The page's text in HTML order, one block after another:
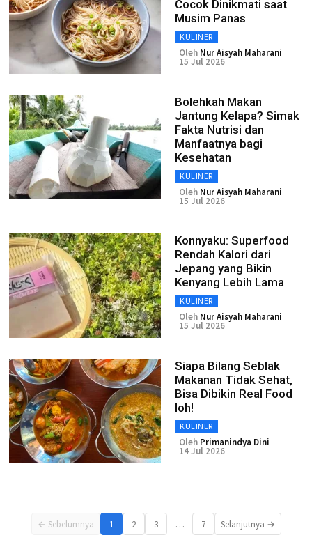
Cocok Dinikmati saat
Musim Panas
KULINER
Oleh Nur Aisyah Maharani
15 Jul 2026
Bolehkah Makan
Jantung Kelapa? Simak
Fakta Nutrisi dan
Manfaatnya bagi
Kesehatan
KULINER
Oleh Nur Aisyah Maharani
15 Jul 2026
Konnyaku: Superfood
Rendah Kalori dari
Jepang yang Bikin
Kenyang Lebih Lama
KULINER
Oleh Nur Aisyah Maharani
15 Jul 2026
Siapa Bilang Seblak
Makanan Tidak Sehat,
Bisa Dibikin Real Food
loh!
KULINER
Oleh Primanindya Dini
14 Jul 2026
← Sebelumnya 1 2 3 … 7 Selanjutnya →